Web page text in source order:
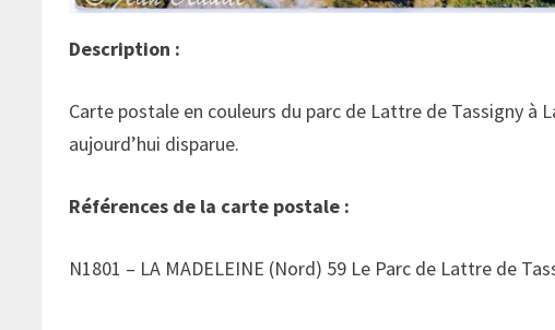
Description :
Carte postale en couleurs du parc de Lattre de Tassigny à
aujourd’hui disparue.
Références de la carte postale :
N1801 – LA MADELEINE (Nord) 59 Le Parc de Lattre de